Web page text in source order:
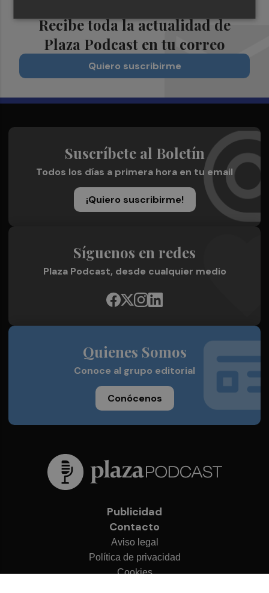
Recibe toda la actualidad de
Plaza Podcast en tu correo
Quiero suscribirme
Suscríbete al Boletín
Todos los días a primera hora en tu email
¡Quiero suscribirme!
Síguenos en redes
Plaza Podcast, desde cualquier medio
Quienes Somos
Conoce al grupo editorial
Conócenos
Publicidad
Contacto
Aviso legal
Política de privacidad
Cookies